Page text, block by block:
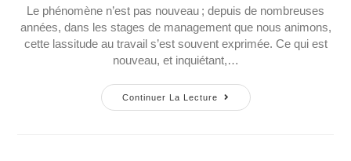
Le phénomène n’est pas nouveau ; depuis de nombreuses
années, dans les stages de management que nous animons,
cette lassitude au travail s’est souvent exprimée. Ce qui est
nouveau, et inquiétant,…
Continuer La Lecture